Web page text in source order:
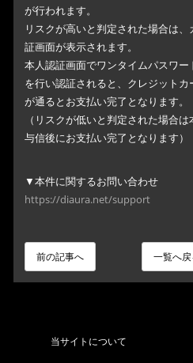
が行われます。
リスクが高いと判定された場合は
証画面が表示されます。
本人認証画面でワンタイムパスワ
を行い認証されると、クレジット
が通るとお支払い完了となります。
（リスクが低いと判定された場合
与信後にお支払い完了となります）
▼本件に関するお問い合わせ
https://diaura.net/support
一覧へ戻
前の記事へ
当サイトについて